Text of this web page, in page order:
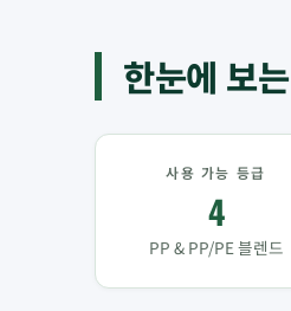
한눈에 보
사용 가능 등급
4
PP & PP/PE 블렌드